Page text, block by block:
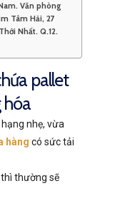
Văn phòng
Tâm Hải, 27
Nhất. Q.12.
pallet
hóa
nhẹ, vừa
hàng có sức tải
thường sẽ